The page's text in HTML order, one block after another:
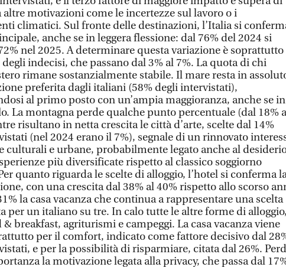
altre motivazioni come le incertezze sul lavoro o i
climatici. Sul fronte delle destinazioni, l’Italia si
anche se in leggera flessione: dal 76% del 2024 si
nel 2025. A determinare questa variazione è soprattutto
indecisi, che passano dal 3% al 7%. La quota di chi
rimane sostanzialmente stabile. Il mare resta in
preferita dagli italiani (58% degli intervistati),
al primo posto con un’ampia maggioranza, anche se in
La montagna perde qualche punto percentuale (dal 18%
risultano in netta crescita le città d’arte, scelte dal 14%
(nel 2024 erano il 7%), segnale di un rinnovato
culturali e urbane, probabilmente legato anche al
più diversificate rispetto al classico soggiorno
quanto riguarda le scelte di alloggio, l’hotel si conferma
con una crescita dal 38% al 40% rispetto allo scorso
la casa vacanza che continua a rappresentare una scelta
per un italiano su tre. In calo tutte le altre forme di alloggio,
breakfast, agriturismi e campeggi. La casa vacanza viene
per il comfort, indicato come fattore decisivo dal
e per la possibilità di risparmiare, citata dal 26%.
la motivazione legata alla privacy, che passa dal